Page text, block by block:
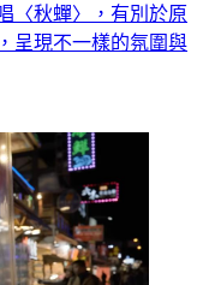
〈秋蟬〉，有別於原
呈現不一樣的氛圍與